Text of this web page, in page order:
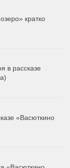
кратко
в рассказе
«Васюткино